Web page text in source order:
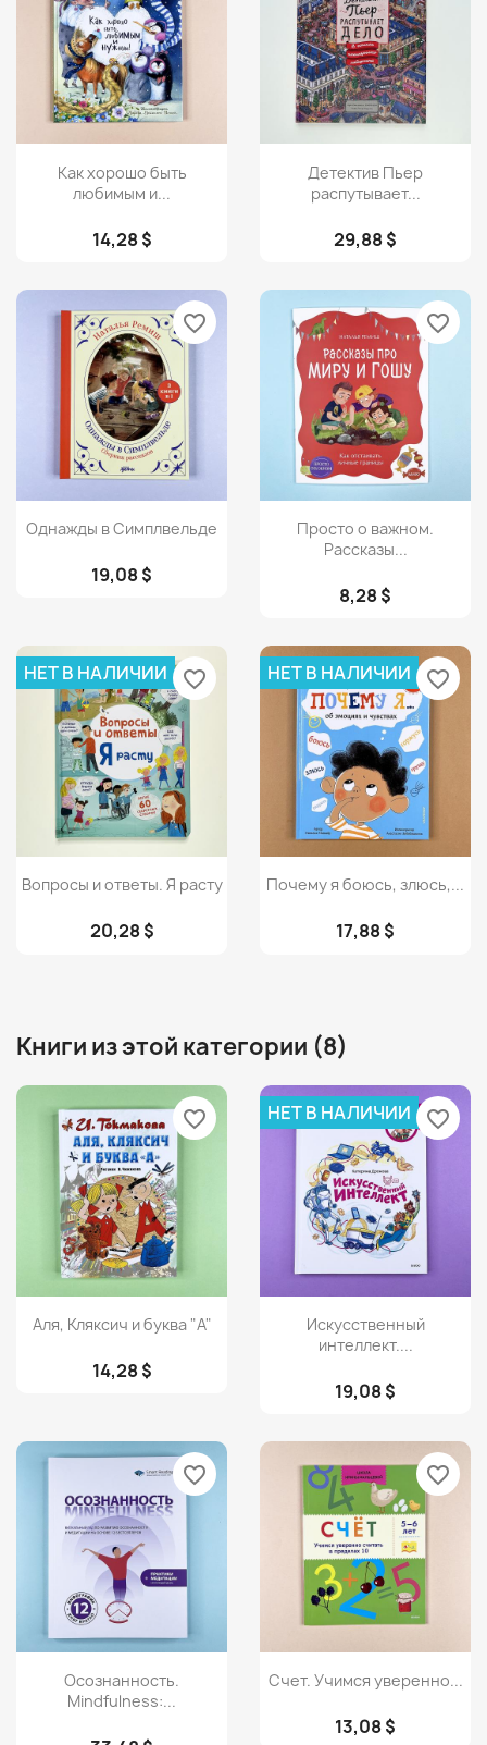
Просмотр
Как хорошо быть
любимым и...
14,28 $
Просмотр
Детектив Пьер
распутывает...
29,88 $
 Просмотр
Однажды в Симплвельде
19,08 $
favorite_border
Просмотр
Просто о важном.
Рассказы...
8,28 $
favorite_border
 Просмотр
Вопросы и ответы. Я расту
20,28 $
НЕТ В НАЛИЧИИ favorite_border
Просмотр
Почему я боюсь, злюсь,...
17,88 $
НЕТ В НАЛИЧИИ favorite_border
Книги из этой категории (8)
Просмотр
Аля, Кляксич и буква "А"
14,28 $
favorite_border
Просмотр
Искусственный
интеллект....
19,08 $
НЕТ В НАЛИЧИИ favorite_border
Просмотр
Осознанность.
Mindfulness:...
favorite_border
Просмотр
Счет. Учимся уверенно...
13,08 $
favorite_border